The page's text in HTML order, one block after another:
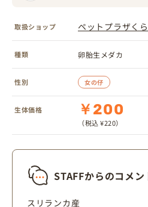
取扱ショップ ペットプラザく
種類 卵胎生メダカ
性別 女の仔
生体価格 ￥200
（税込 ¥220）
STAFFからのコメン
スリランカ産